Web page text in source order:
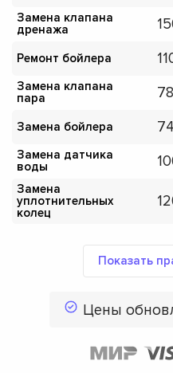
Замена клапана
дренажа
Ремонт бойлера
Замена клапана
пара
Замена бойлера
Замена датчика
воды
Замена
уплотнительных
колец
Показать
Цены